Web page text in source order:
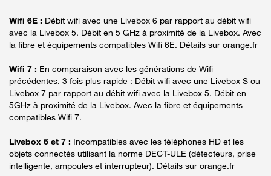
Wifi 6E : Débit wifi avec une Livebox 6 par rapport au débit wifi
avec la Livebox 5. Débit en 5 GHz à proximité de la Livebox. Avec
la fibre et équipements compatibles Wifi 6E. Détails sur orange.fr
Wifi 7 : En comparaison avec les générations de Wifi
précédentes. 3 fois plus rapide : Débit wifi avec une Livebox S ou
Livebox 7 par rapport au débit wifi avec la Livebox 5. Débit en
5GHz à proximité de la Livebox. Avec la fibre et équipements
compatibles Wifi 7.
Livebox 6 et 7 : Incompatibles avec les téléphones HD et les
objets connectés utilisant la norme DECT-ULE (détecteurs, prise
intelligente, ampoules et interrupteur). Détails sur orange.fr